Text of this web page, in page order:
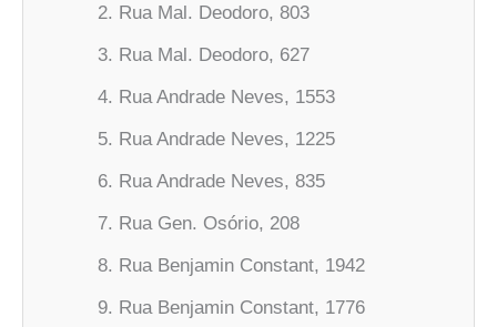
Rua Mal. Deodoro, 803
Rua Mal. Deodoro, 627
Rua Andrade Neves, 1553
Rua Andrade Neves, 1225
Rua Andrade Neves, 835
Rua Gen. Osório, 208
Rua Benjamin Constant, 1942
Rua Benjamin Constant, 1776